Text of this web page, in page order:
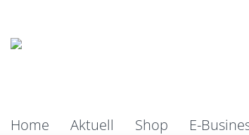
Home Aktuell Shop E-